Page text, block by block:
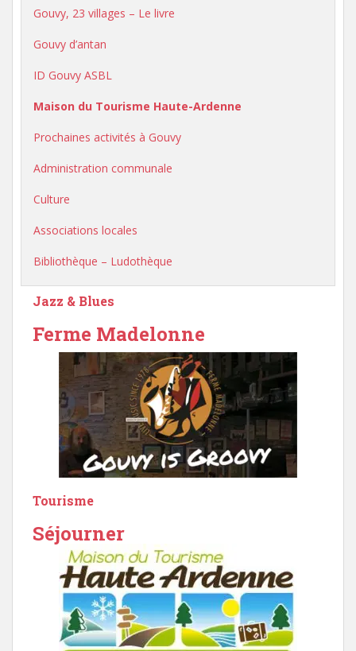
Gouvy, 23 villages – Le livre
Gouvy d’antan
ID Gouvy ASBL
Maison du Tourisme Haute-Ardenne
Prochaines activités à Gouvy
Administration communale
Culture
Associations locales
Bibliothèque – Ludothèque
Jazz & Blues
Ferme Madelonne
Tourisme
Séjourner